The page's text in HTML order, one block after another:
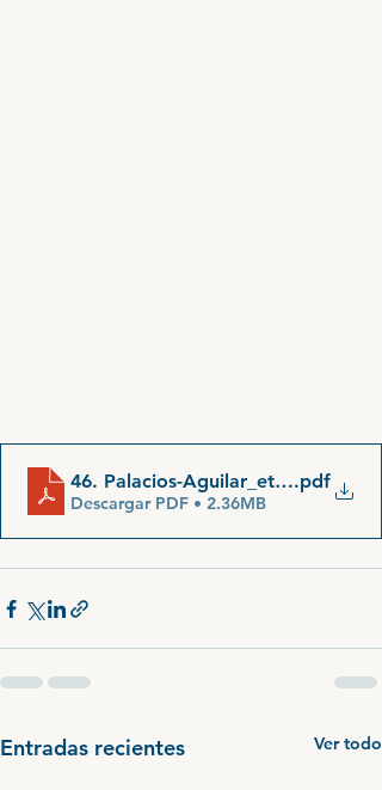
46. Palacios- .pdf
Descargar PDF • 2.36MB
Entradas recientes Ver todo